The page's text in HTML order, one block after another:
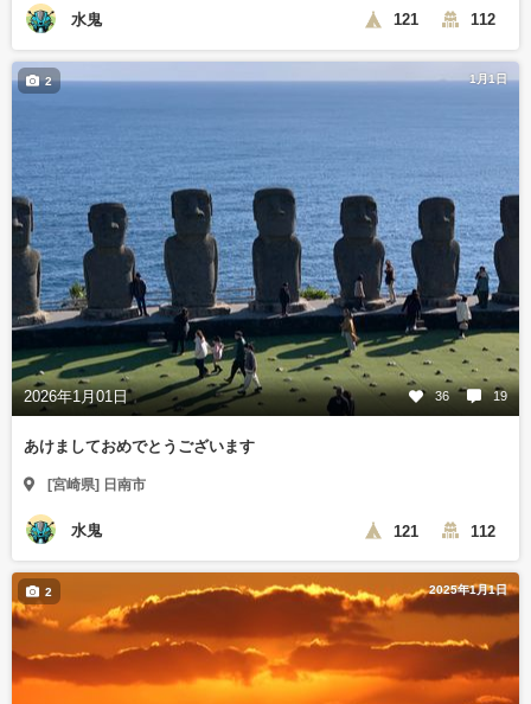
水鬼 121 112
1月1日
2026年1月01日 36 19
2
あけましておめでとうございます
[宮崎県] 日南市
水鬼 121 112
2025年1月1日
2